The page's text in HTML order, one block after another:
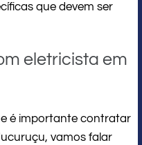
que devem ser
eletricista em
é importante contratar
vamos falar